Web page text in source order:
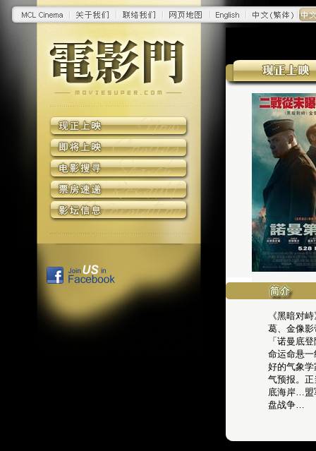
《黑暗对
葛、金像
「诺曼底
命运命悬
好的气象
气预报。
底海岸…盟
盘战争…